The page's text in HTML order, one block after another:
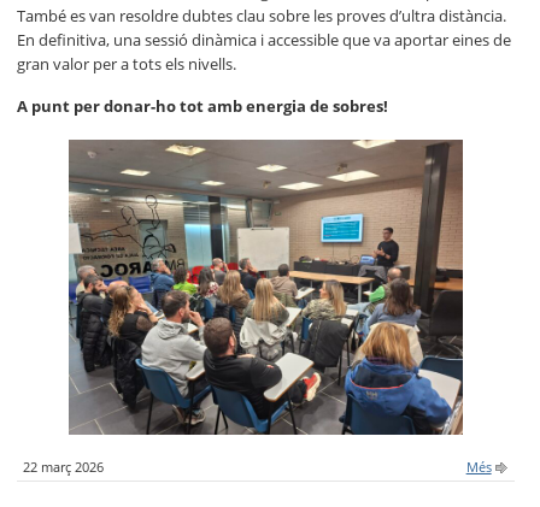
També es van resoldre dubtes clau sobre les proves d’ultra distància.
En definitiva, una sessió dinàmica i accessible que va aportar eines de
gran valor per a tots els nivells.
A punt per donar-ho tot amb energia de sobres!
22 març 2026 Més